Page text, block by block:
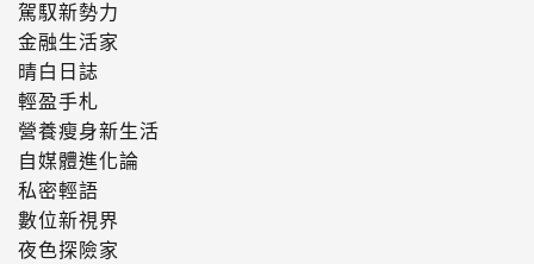
駕馭新勢力
金融生活家
晴白日誌
輕盈手札
營養瘦身新生活
自媒體進化論
私密輕語
數位新視界
夜色探險家